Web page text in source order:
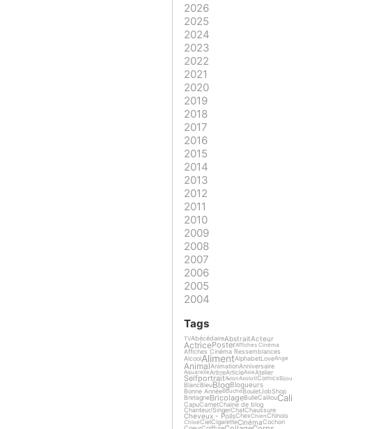
2026
2025
2024
2023
2022
2021
2020
2019
2018
2017
2016
2015
2014
2013
2012
2011
2010
2009
2008
2007
2006
2005
2004
Tags
TVAbécédaireAbstraitActeur
ActricePosterAffiches Cinéma
Affiches Cinéma Ressemblances
AlcoolAlimentAlphabetLoveAnge
AnimalAnimationAnniversaire
AquarelleArbreArticleAsieAtelier
SelfportraitAvionAxolotlComicsBijou
BlancBleuBlogBlogueurs
Bonne AnnéeBoucheBouletJobShop
BretagneBricolageBulleCaillouCali
CapuCarnetChaine de blog
Chanteur/SingerChatChaussure
Cheveux - PoilsChexChienChinois
ChloéCielCigaretteCinémaCochon